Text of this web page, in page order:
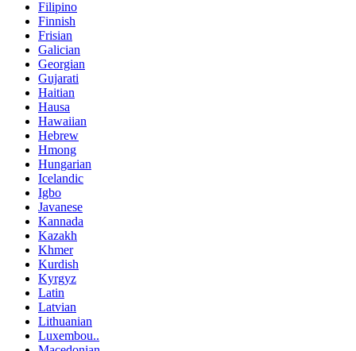
Filipino
Finnish
Frisian
Galician
Georgian
Gujarati
Haitian
Hausa
Hawaiian
Hebrew
Hmong
Hungarian
Icelandic
Igbo
Javanese
Kannada
Kazakh
Khmer
Kurdish
Kyrgyz
Latin
Latvian
Lithuanian
Luxembou..